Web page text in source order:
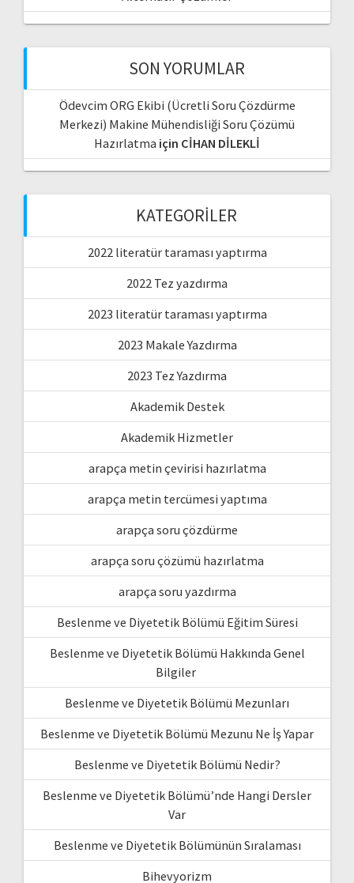
SON YORUMLAR
Ödevcim ORG Ekibi (Ücretli Soru Çözdürme
Merkezi) Makine Mühendisliği Soru Çözümü
Hazırlatma için CİHAN DİLEKLİ
KATEGORILER
2022 literatür taraması yaptırma
2022 Tez yazdırma
2023 literatür taraması yaptırma
2023 Makale Yazdırma
2023 Tez Yazdırma
Akademik Destek
Akademik Hizmetler
arapça metin çevirisi hazırlatma
arapça metin tercümesi yaptıma
arapça soru çözdürme
arapça soru çözümü hazırlatma
arapça soru yazdırma
Beslenme ve Diyetetik Bölümü Eğitim Süresi
Beslenme ve Diyetetik Bölümü Hakkında Genel
Bilgiler
Beslenme ve Diyetetik Bölümü Mezunları
Beslenme ve Diyetetik Bölümü Mezunu Ne İş Yapar
Beslenme ve Diyetetik Bölümü Nedir?
Beslenme ve Diyetetik Bölümü’nde Hangi Dersler
Var
Beslenme ve Diyetetik Bölümünün Sıralaması
Bihevyorizm